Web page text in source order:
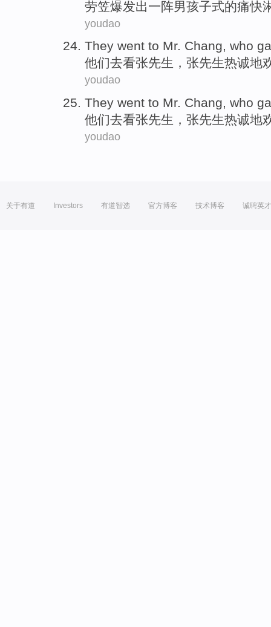
劳笠爆发出一阵男孩子式的痛快
youdao
They went to Mr. Chang, who
他们去看张先生 ，张先生热诚地
youdao
They went to Mr. Chang, who
他们去看张先生 ，张先生热诚地
youdao
关于有道 Investors 有道智选 官方博客 技术博客 诚聘英才